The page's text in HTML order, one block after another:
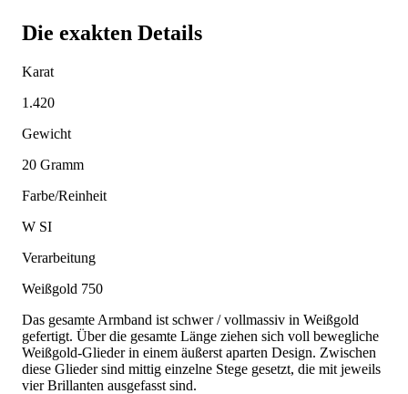
Die exakten Details
Karat
1.420
Gewicht
20 Gramm
Farbe/Reinheit
W SI
Verarbeitung
Weißgold 750
Das gesamte Armband ist schwer / vollmassiv in Weißgold
gefertigt. Über die gesamte Länge ziehen sich voll bewegliche
Weißgold-Glieder in einem äußerst aparten Design. Zwischen
diese Glieder sind mittig einzelne Stege gesetzt, die mit jeweils
vier Brillanten ausgefasst sind.